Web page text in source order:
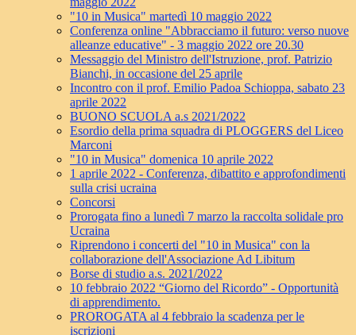
"10 in Musica" martedì 10 maggio 2022
Conferenza online "Abbracciamo il futuro: verso nuove
alleanze educative" - 3 maggio 2022 ore 20.30
Messaggio del Ministro dell'Istruzione, prof. Patrizio
Bianchi, in occasione del 25 aprile
Incontro con il prof. Emilio Padoa Schioppa, sabato 23
aprile 2022
BUONO SCUOLA a.s 2021/2022
Esordio della prima squadra di PLOGGERS del Liceo
Marconi
"10 in Musica" domenica 10 aprile 2022
1 aprile 2022 - Conferenza, dibattito e approfondimenti
sulla crisi ucraina
Concorsi
Prorogata fino a lunedì 7 marzo la raccolta solidale pro
Ucraina
Riprendono i concerti del "10 in Musica" con la
collaborazione dell'Associazione Ad Libitum
Borse di studio a.s. 2021/2022
10 febbraio 2022 “Giorno del Ricordo” - Opportunità
di apprendimento.
PROROGATA al 4 febbraio la scadenza per le
iscrizioni